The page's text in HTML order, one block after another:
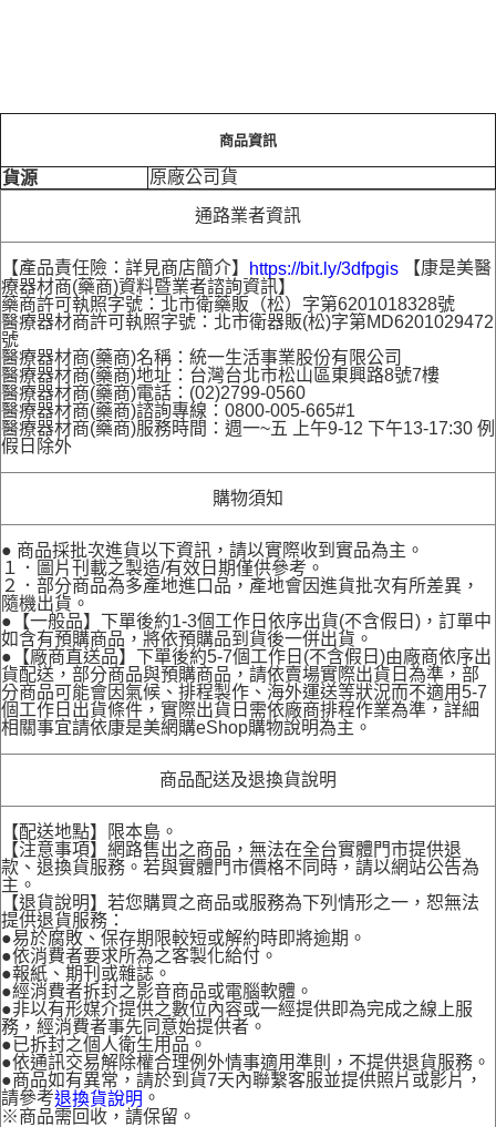
商品資訊
貨源 原廠公司貨
通路業者資訊
【產品責任險：詳見商店簡介】 https://bit.ly/3dfpgis 【康是美醫
療器材商(藥商)資料暨業者諮詢資訊】
藥商許可執照字號：北市衛藥販（松）字第6201018328號
醫療器材商許可執照字號：北市衛器販(松)字第MD6201029472
號
醫療器材商(藥商)名稱：統一生活事業股份有限公司
醫療器材商(藥商)地址：台灣台北市松山區東興路8號7樓
醫療器材商(藥商)電話：(02)2799-0560
醫療器材商(藥商)諮詢專線：0800-005-665#1
醫療器材商(藥商)服務時間：週一~五 上午9-12 下午13-17:30 例
假日除外
購物須知
● 商品採批次進貨以下資訊，請以實際收到實品為主。
１．圖片刊載之製造/有效日期僅供參考。
２．部分商品為多產地進口品，產地會因進貨批次有所差異，
隨機出貨。
●【一般品】下單後約1-3個工作日依序出貨(不含假日)，訂單中
如含有預購商品，將依預購品到貨後一併出貨。
●【廠商直送品】下單後約5-7個工作日(不含假日)由廠商依序出
貨配送，部分商品與預購商品，請依賣場實際出貨日為準，部
分商品可能會因氣候、排程製作、海外運送等狀況而不適用5-7
個工作日出貨條件，實際出貨日需依廠商排程作業為準，詳細
相關事宜請依康是美網購eShop購物說明為主。
商品配送及退換貨說明
【配送地點】限本島。
【注意事項】網路售出之商品，無法在全台實體門市提供退
款、退換貨服務。若與實體門市價格不同時，請以網站公告為
主。
【退貨說明】若您購買之商品或服務為下列情形之一，恕無法
提供退貨服務：
●易於腐敗、保存期限較短或解約時即將逾期。
●依消費者要求所為之客製化給付。
●報紙、期刊或雜誌。
●經消費者拆封之影音商品或電腦軟體。
●非以有形媒介提供之數位內容或一經提供即為完成之線上服
務，經消費者事先同意始提供者。
●已拆封之個人衛生用品。
●依通訊交易解除權合理例外情事適用準則，不提供退貨服務。
●商品如有異常，請於到貨7天內聯繫客服並提供照片或影片，
請參考退換貨說明 。
※商品需回收，請保留。